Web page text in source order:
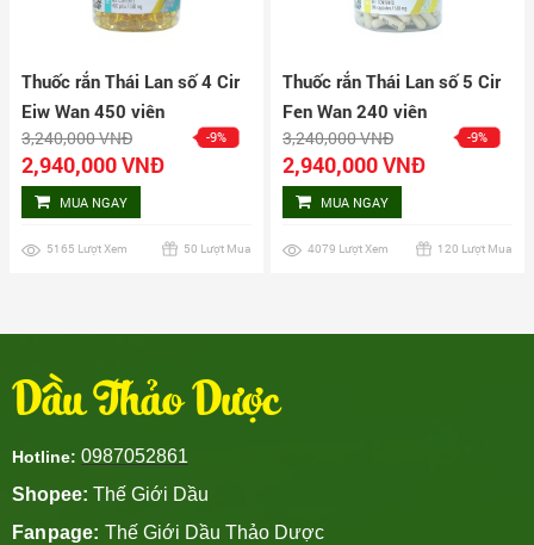
Thuốc rắn Thái Lan số 4 Cir
Eiw Wan 450 viên
3,240,000 VNĐ -9%
2,940,000 VNĐ
MUA NGAY
5165 Lượt Xem 50 Lượt Mua
Thuốc rắn Thái Lan số 5 Cir
Fen Wan 240 viên
3,240,000 VNĐ -9%
2,940,000 VNĐ
MUA NGAY
4079 Lượt Xem 120 Lượt Mua
Dầu Thảo Dược
Hotline: 0987052861
Shopee: Thế Giới Dầu
Fanpage: Thế Giới Dầu Thảo Dược